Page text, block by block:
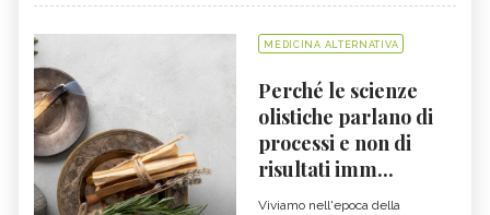
MEDICINA ALTERNATIVA
Perché le scienze
olistiche parlano di
processi e non di
risultati imm...
Viviamo nell'epoca della